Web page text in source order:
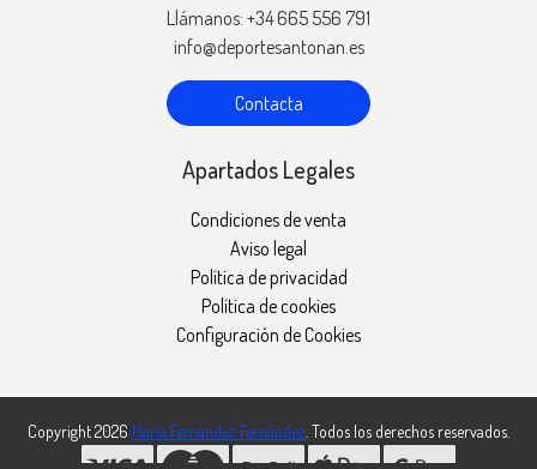
Llámanos: +34 665 556 791
info@deportesantonan.es
Contacta
Apartados Legales
Condiciones de venta
Aviso legal
Política de privacidad
Política de cookies
Configuración de Cookies
Copyright 2026 María Fernández Fernández . Todos los derechos reservados.